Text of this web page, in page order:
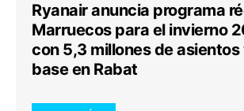
Ryanair anuncia programa
Marruecos para el invierno
con 5,3 millones de asientos
base en Rabat